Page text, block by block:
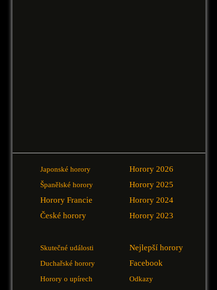
Japonské horory
Španělské horory
Horory Francie
České horory
Horory 2026
Horory 2025
Horory 2024
Horory 2023
Skutečné události
Duchařské horory
Horory o upírech
Nejlepší horory
Facebook
Odkazy